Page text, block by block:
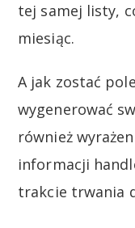
tej samej listy,
miesiąc.
A jak zostać
wygenerować
również
informacji
trakcie trwania